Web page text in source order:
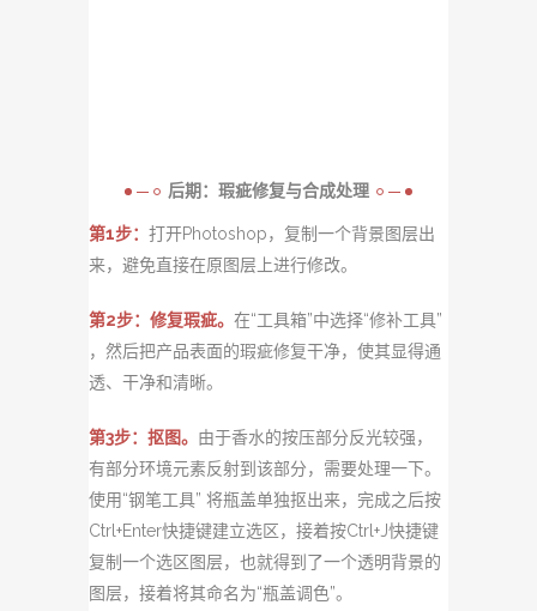
后期：瑕疵修复与合成处理
第1步： 打开Photoshop，复制一个背景图层出
来，避免直接在原图层上进行修改。
第2步：修复瑕疵。 在“工具箱”中选择“修补工具”
，然后把产品表面的瑕疵修复干净，使其显得通
透、干净和清晰。
第3步：抠图。 由于香水的按压部分反光较强，
有部分环境元素反射到该部分，需要处理一下。
使用“钢笔工具” 将瓶盖单独抠出来，完成之后按
Ctrl+Enter快捷键建立选区，接着按Ctrl+J快捷键
复制一个选区图层，也就得到了一个透明背景的
图层，接着将其命名为“瓶盖调色”。